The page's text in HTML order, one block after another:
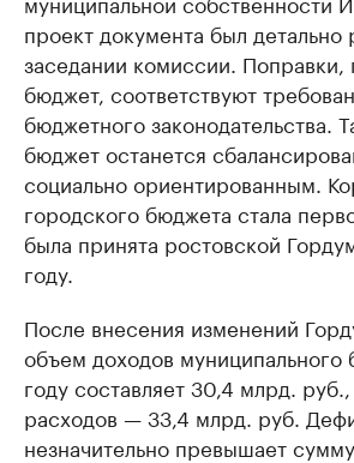
проект документа был
заседании комиссии. Поправки,
бюджет, соответствуют
бюджетного законодательства.
бюджет останется
социально ориентированным.
городского бюджета стала
была принята ростовской
году.
После внесения изменений
объем доходов муниципального
году составляет 30,4 млрд.
расходов — 33,4 млрд. руб.
незначительно превышает